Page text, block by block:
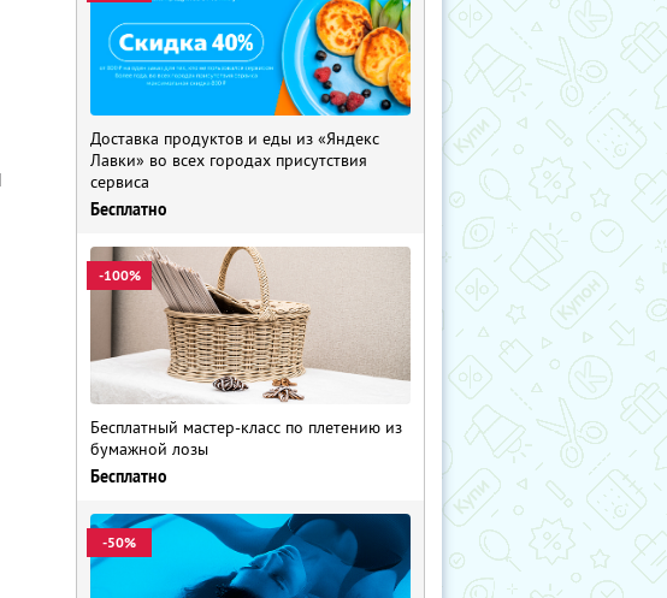
Доставка продуктов и еды из «Яндекс
Лавки» во всех городах присутствия
сервиса
Бесплатно
-100%
Бесплатный мастер-класс по плетению из
бумажной лозы
Бесплатно
-50%